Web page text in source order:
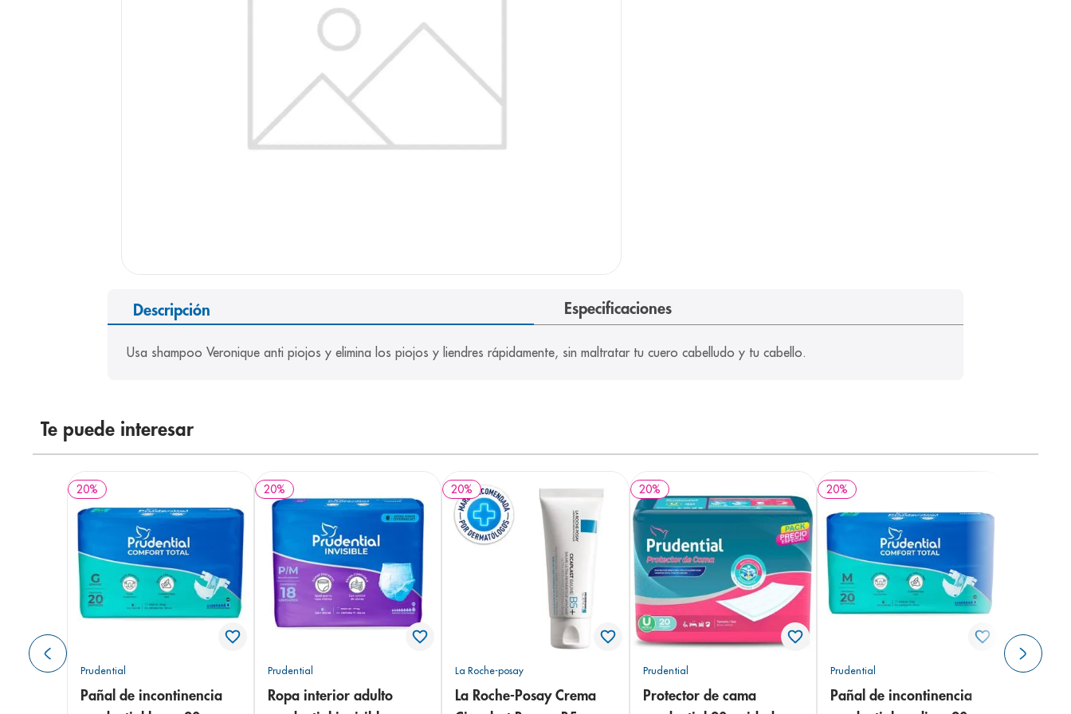
Descripción Especificaciones
Usa shampoo Veronique anti piojos y elimina los piojos y liendres rápidamente, sin maltratar tu cuero cabelludo y tu cabello.
Te puede interesar
20%
Prudential
Pañal de incontinencia
20%
Prudential
Ropa interior adulto
20%
La Roche-posay
La Roche-Posay Crema
20%
Prudential
Protector de cama
20%
Prudential
Pañal de incontinencia